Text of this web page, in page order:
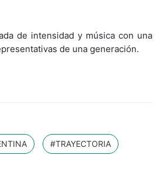
de intensidad y música con una
de una generación.
#TRAYECTORIA